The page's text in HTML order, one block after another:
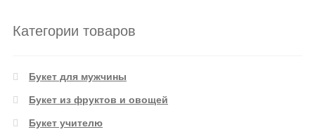
Категории товаров
Букет для мужчины
Букет из фруктов и овощей
Букет учителю